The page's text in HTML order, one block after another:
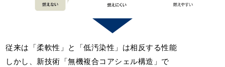
従来は「柔軟性」と「低汚染性」は相反する性能
しかし、新技術「無機複合コアシェル構造」で